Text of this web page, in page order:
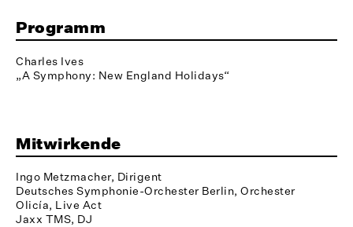
Programm
Charles Ives
„A Symphony: New England Holidays“
Mitwirkende
Ingo Metzmacher, Dirigent
Deutsches Symphonie-Orchester Berlin, Orchester
Olicía, Live Act
Jaxx TMS, DJ